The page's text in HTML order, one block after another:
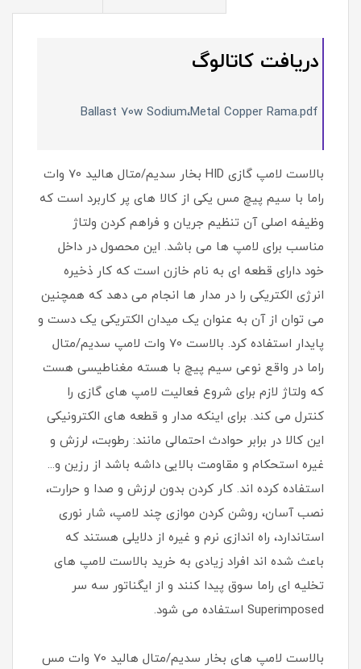
دریافت کاتالوگ
Ballast 70w Sodium،Metal Copper Rama.pdf
بالاست لامپ گازی HID بخار سدیم/متال هالید 70 وات
راما با سیم پیچ مس یکی از کالا های پر کاربرد است که
وظیفه اصلی آن تنظیم جریان و فراهم کردن ولتاژ
مناسب برای لامپ ها می باشد. این محصول در داخل
خود دارای قطعه ای به نام خازن است که کار ذخیره
انرژی الکتریکی را در مدار ها انجام می دهد که همچنین
می توان از آن به عنوان یک میدان الکتریکی یک دست و
پایدار استفاده کرد. بالاست 70 وات لامپ سدیم/متال
راما در واقع نوعی سیم پیچ با هسته مغناطیسی هست
که ولتاژ لازم برای شروع فعالیت لامپ های گازی را
کنترل می کند. برای اینکه مدار و قطعه های الکترونیکی
این کالا در برابر حوادث احتمالی مانند: رطوبت، لرزش و
غیره استحکام و مقاومت بالایی داشه باشد از رزین و...
استفاده کرده اند. کار کردن بدون لرزش و صدا و حرارت،
نصب آسان، روشن کردن موازی چند لامپ، شار نوری
استاندارد، راه اندازی نرم و غیره از دلایلی هستند که
باعث شده اند افراد زیادی به خرید بالاست لامپ های
تخلیه ای راما سوق پیدا کنند و از ایگناتور سه سر
Superimposed استفاده می شود.
بالاست لامپ های بخار سدیم/متال هالید 70 وات مس